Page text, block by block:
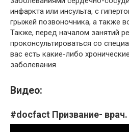
инфаркта или инсульта, с
грыжей позвоночника, а также
Также, перед началом занятий
проконсультироваться со
вас есть какие-либо
заболевания.
Видео:
#docfact Призвание-